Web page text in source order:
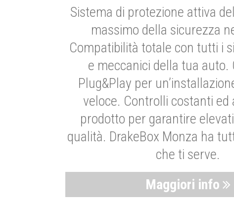
Sistema di protezione attiva
massimo della sicurezza
Compatibilità totale con tutti i
e meccanici della tua auto.
Plug&Play per
veloce. Controlli costanti ed
prodotto per garantire
qualità. DrakeBox Monza ha
che ti serve.
Maggiori info